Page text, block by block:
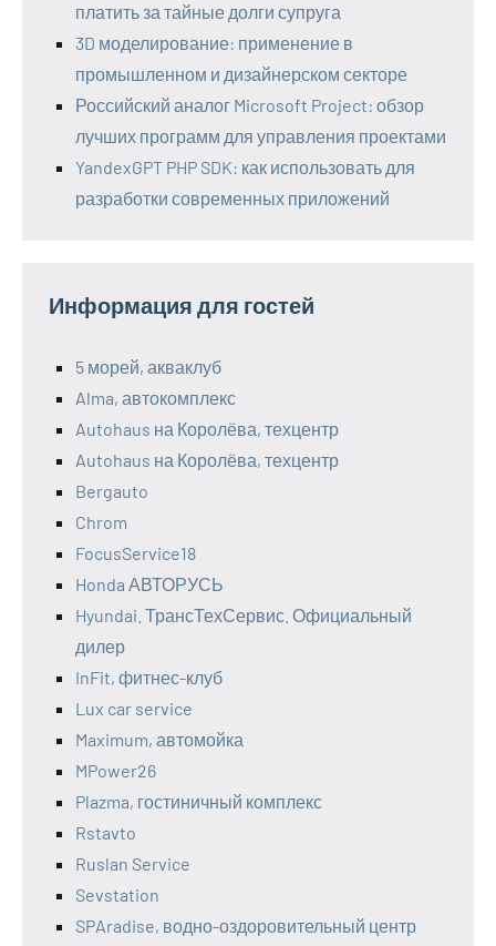
платить за тайные долги супруга
3D моделирование: применение в
промышленном и дизайнерском секторе
Российский аналог Microsoft Project: обзор
лучших программ для управления проектами
YandexGPT PHP SDK: как использовать для
разработки современных приложений
Информация для гостей
5 морей, акваклуб
Alma, автокомплекс
Autohaus на Королёва, техцентр
Autohaus на Королёва, техцентр
Bergauto
Chrom
FocusService18
Honda АВТОРУСЬ
Hyundai. ТрансТехСервис. Официальный
дилер
InFit, фитнес-клуб
Lux car service
Maximum, автомойка
MPower26
Plazma, гостиничный комплекс
Rstavto
Ruslan Service
Sevstation
SPAradise, водно-оздоровительный центр